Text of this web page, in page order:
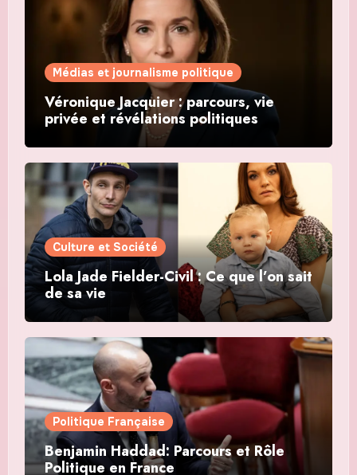
Médias et journalisme politique
Véronique Jacquier : parcours, vie
privée et révélations politiques
Culture et Société
Lola Jade Fielder-Civil : Ce que l’on sait
de sa vie
Politique Française
Benjamin Haddad: Parcours et Rôle
Politique en France